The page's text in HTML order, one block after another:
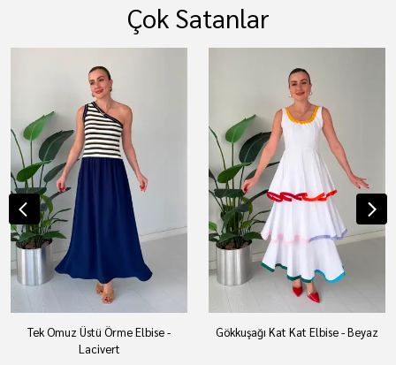
Çok Satanlar
Tek Omuz Üstü Örme Elbise -
Lacivert
Gökkuşağı Kat Kat Elbise - Beyaz